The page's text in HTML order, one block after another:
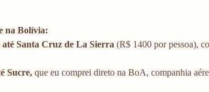
na Bolívia:
até Santa Cruz de La Sierra (R$ 1400 por pessoa),
Sucre, que eu comprei direto na BoA, companhia